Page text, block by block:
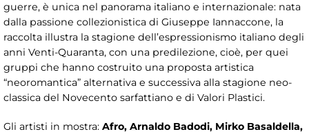
guerre, è unica nel panorama italiano e internazionale: nata
dalla passione collezionistica di Giuseppe Iannaccone, la
raccolta illustra la stagione dell’espressionismo italiano degli
anni Venti-Quaranta, con una predilezione, cioè, per quei
gruppi che hanno costruito una proposta artistica
“neoromantica” alternativa e successiva alla stagione neo-
classica del Novecento sarfattiano e di Valori Plastici.
Gli artisti in mostra: Afro, Arnaldo Badodi, Mirko Basaldella,